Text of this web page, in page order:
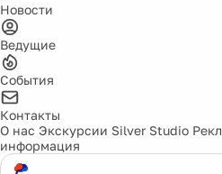
Новости
Ведущие
События
Контакты
О нас Экскурсии Silver Studio
информация